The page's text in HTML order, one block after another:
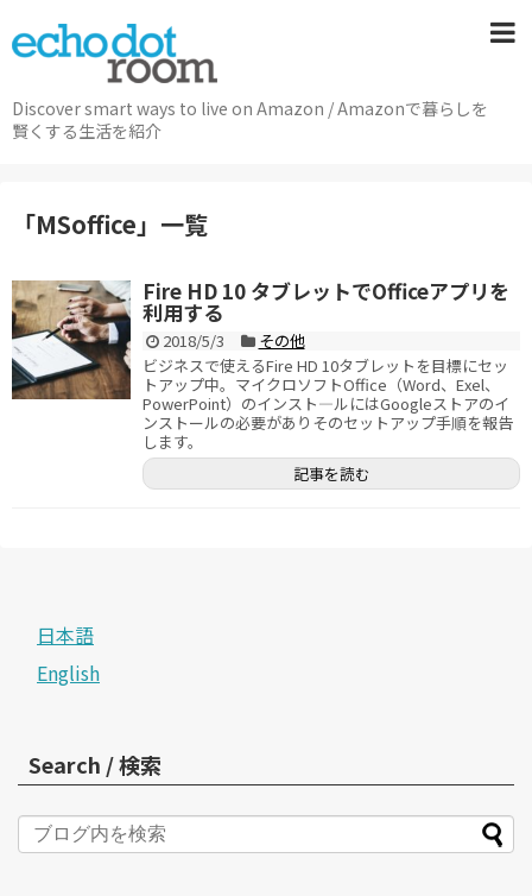
Discover smart ways to live on Amazon / Amazonで暮らしを
賢くする生活を紹介
「MSoffice」 一覧
Fire HD 10 タブレットでOfficeアプリを
利用する
2018/5/3
その他
ビジネスで使えるFire HD 10タブレットを目標にセッ
トアップ中。マイクロソフトOffice（Word、Exel、
PowerPoint）のインスト―ルにはGoogleストアのイ
ンストールの必要がありそのセットアップ手順を報告
します。
記事を読む
日本語
English
Search / 検索